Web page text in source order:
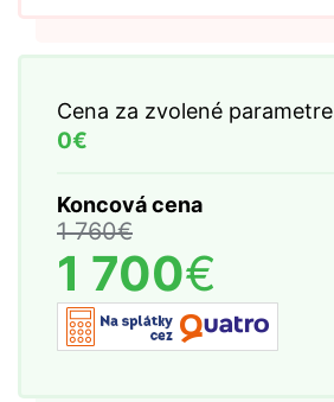
Cena za zvolené parametre
0€
Koncová cena
1 760€
1 700€